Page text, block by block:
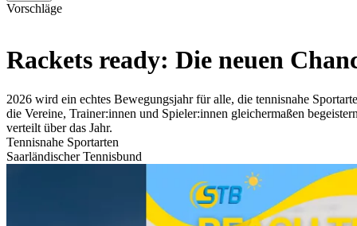
Vorschläge
Rackets ready: Die neuen
2026 wird ein echtes Bewegungsjahr für alle, die tennisnahe
die Vereine, Trainer:innen und Spieler:innen gleichermaßen
verteilt über das Jahr.
Tennisnahe Sportarten
Saarländischer Tennisbund